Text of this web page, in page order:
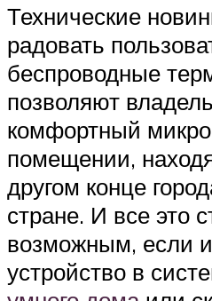
Технические
радовать
беспроводные
позволяют
комфортный
помещении,
другом конце
стране. И все это
возможным, если
устройство в